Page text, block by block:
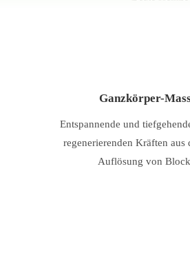
Ganzkörper-
Entspannende und
regenerierenden Kräften aus
Auflösung von